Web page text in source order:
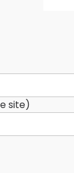
site)